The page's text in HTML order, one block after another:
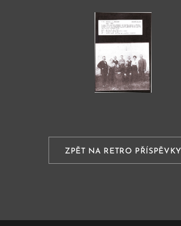
ZPĚT NA RETRO PŘÍSPĚVKY